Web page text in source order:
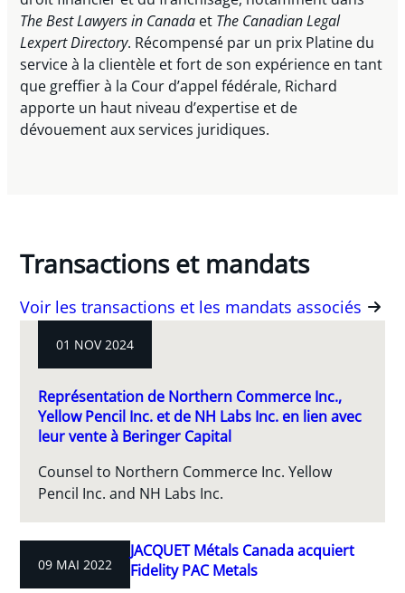
The Best Lawyers in Canada et The Canadian Legal
Lexpert Directory. Récompensé par un prix Platine du
service à la clientèle et fort de son expérience en tant
que greffier à la Cour d’appel fédérale, Richard
apporte un haut niveau d’expertise et de
dévouement aux services juridiques.
Transactions et mandats
Voir les transactions et les mandats associés
01 NOV 2024
Représentation de Northern Commerce Inc.,
Yellow Pencil Inc. et de NH Labs Inc. en lien avec
leur vente à Beringer Capital
Counsel to Northern Commerce Inc. Yellow
Pencil Inc. and NH Labs Inc.
09 MAI 2022
JACQUET Métals Canada acquiert
Fidelity PAC Metals